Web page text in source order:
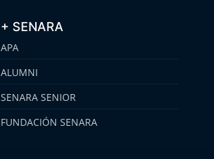
+ SENARA
APA
ALUMNI
SENARA SENIOR
FUNDACIÓN SENARA